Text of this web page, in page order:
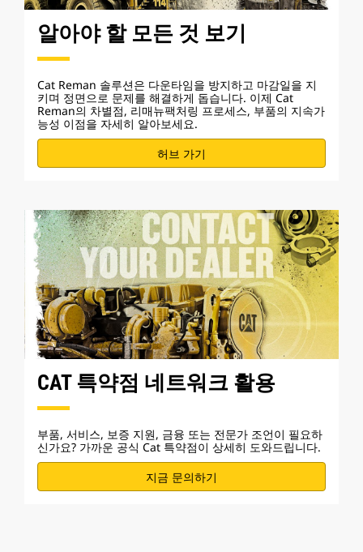
알아야 할 모든 것 보기
Cat Reman 솔루션은 다운타임을 방지하고 마감일을 지
키며 정면으로 문제를 해결하게 돕습니다. 이제 Cat
Reman의 차별점, 리매뉴팩처링 프로세스, 부품의 지속가
능성 이점을 자세히 알아보세요.
허브 가기
CAT 특약점 네트워크 활용
부품, 서비스, 보증 지원, 금융 또는 전문가 조언이 필요하
신가요? 가까운 공식 Cat 특약점이 상세히 도와드립니다.
지금 문의하기